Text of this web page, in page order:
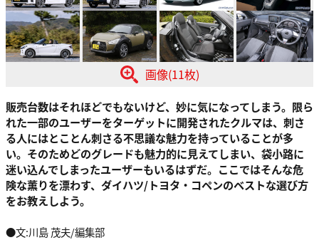
画像(11枚)
販売台数はそれほどでもないけど、妙に気になってしまう。限ら
れた一部のユーザーをターゲットに開発されたクルマは、刺さ
る人にはとことん刺さる不思議な魅力を持っていることが多
い。そのためどのグレードも魅力的に見えてしまい、袋小路に
迷い込んでしまったユーザーもいるはずだ。ここではそんな危
険な薫りを漂わす、ダイハツ/トヨタ・コペンのベストな選び方
をお教えしよう。
●文:川島 茂夫/編集部